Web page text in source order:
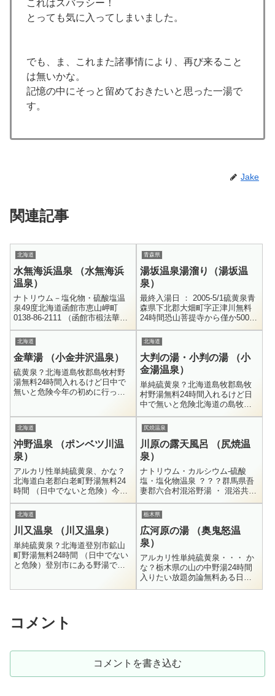
これはスバラシー！
とっても気に入ってしまいました。
でも、ま、これまた諸事情により、再び来ること
は無いかな。
記憶の中にそっと留めておきたいと思った一湯で
す。
Jake
関連記事
北海道
水無海浜温泉 （水無海浜
温泉）
ナトリウム－塩化物・硫酸塩温
泉49度北海道函館市恵山岬町
0138-86-2111 （函館市椴法華支
所 産業建設課）混浴野天無料干
潮時のみ干潮時にしか入れない
野湯です。渡島半島の東端...
青森県
湯坂温泉湯溜り（湯坂温
泉）
最終入湯日 ： 2005-5/1硫黄泉青
森県下北郡大畑町字正津川無料
24時間恐山菩提寺から僅か500メ
ートル程離れた県道4号線沿い
に、湯坂地区とか、湯坂温泉と
呼ばれる一角があります...
北海道
金華湯 （小金井沢温泉）
硫黄泉？北海道島牧郡島牧村野
湯無料24時間入れるけど日中で
無いと危険今年の初めに行っ
泉に至っては...
北海道
大判の湯・小判の湯 （小
金湯温泉）
単純硫黄泉？北海道島牧郡島牧
村野湯無料24時間入れるけど日
中で無いと危険北海道の島牧村
にある、日本一到達困難な野湯
とも言われる金華湯。その金華
湯のすぐ近くにある鳳凰の湯。
更にそのす...
北海道
沖野温泉 （ポンベツ川温
泉）
アルカリ性単純硫黄泉、かな？
北海道白老郡白老町野湯無料24
時間 （日中でないと危険）今回
の北海道遠征の目的はズバリ、
日本一到達困難な野湯と称され
る金華湯に入る事です。日本一
到達困難...
尻焼温泉
川原の露天風呂 （尻焼温
泉）
ナトリウム・カルシウム-硫酸
塩・塩化物温泉 ？？？群馬県吾
妻郡六合村混浴野湯 ・ 混浴共同
浴場無料24時間とても有名な川
原の露天風呂です。普通の川で
すが、川底から熱い温泉が沸い
てお...
北海道
川又温泉 （川又温泉）
単純硫黄泉？北海道登別市鉱山
町野湯無料24時間 （日中でない
と危険）登別市にある野湯で
栃木県
広河原の湯 （奥鬼怒温
泉）
アルカリ性単純硫黄泉・・・ か
な？栃木県の山の中野湯24時間
入りたい放題勿論無料ある日あ
るとき、温泉仲間のNさんから
コメント
コメントを書き込む